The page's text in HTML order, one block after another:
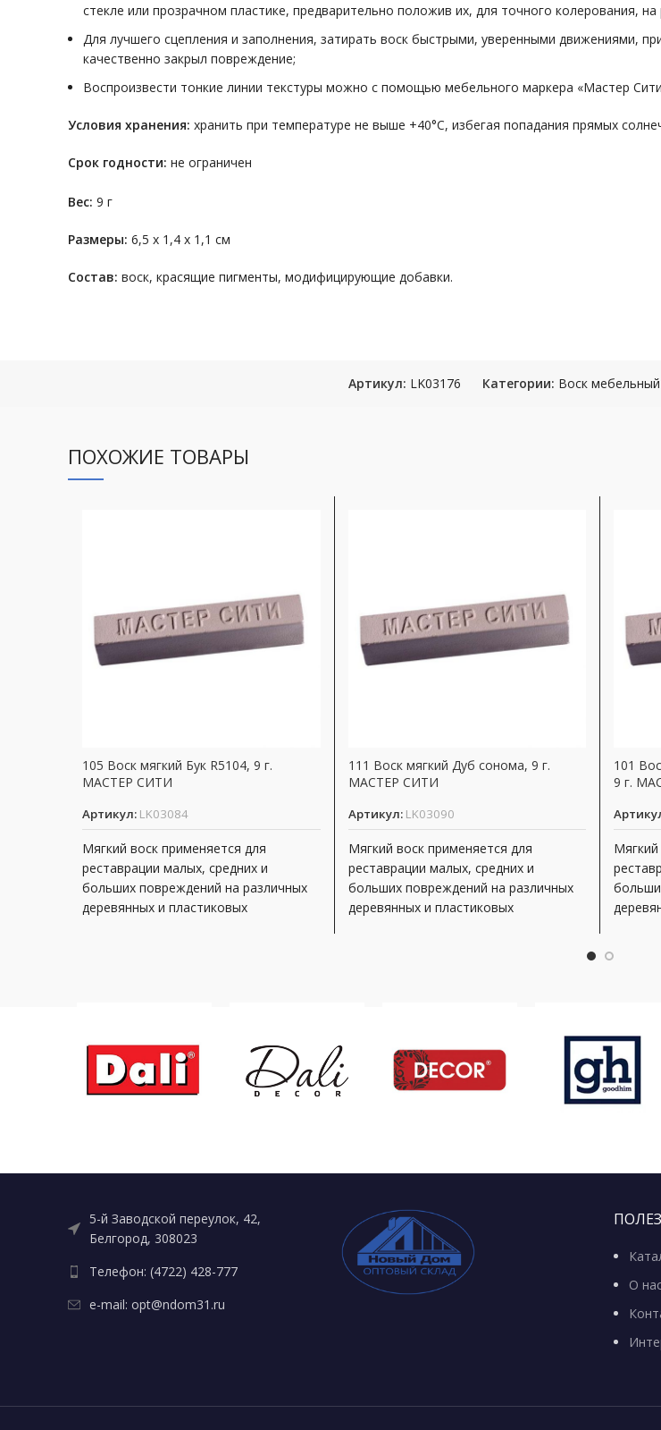
стекле или прозрачном пластике, предварительно положив их, для точного колерования,
Для лучшего сцепления и заполнения, затирать воск быстрыми, уверенными движениями,
качественно закрыл повреждение;
Воспроизвести тонкие линии текстуры можно с помощью мебельного маркера «Мастер
Условия хранения: хранить при температуре не выше +40°С, избегая попадания прямых
Срок годности: не ограничен
Вес: 9 г
Размеры: 6,5 х 1,4 х 1,1 см
Состав: воск, красящие пигменты, модифицирующие добавки.
Артикул: LK03176 Категории: Воск мебельный
ПОХОЖИЕ ТОВАРЫ
105 Воск мягкий Бук R5104, 9 г.
МАСТЕР СИТИ
Артикул: LK03084
Мягкий воск применяется для
реставрации малых, средних и
больших повреждений на различных
деревянных и пластиковых
111 Воск мягкий Дуб сонома, 9 г.
МАСТЕР СИТИ
Артикул: LK03090
Мягкий воск применяется для
реставрации малых, средних и
больших повреждений на различных
деревянных и пластиковых
101
9 г.
Мягкий
5-й Заводской переулок, 42,
Белгород, 308023
Телефон: (4722) 428-777
e-mail: opt@ndom31.ru
О